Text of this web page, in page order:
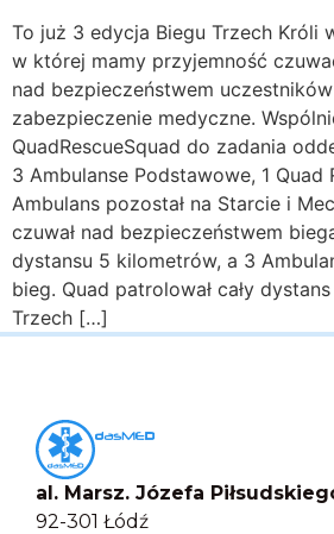
To już 3 edycja Biegu Trzech Króli
w której mamy przyjemność
nad bezpieczeństwem
zabezpieczenie medyczne.
QuadRescueSquad do zadania
3 Ambulanse Podstawowe, 1 Quad
Ambulans pozostał na Starcie i
czuwał nad bezpieczeństwem
dystansu 5 kilometrów, a 3
bieg. Quad patrolował cały
Trzech […]
al. Marsz. Józefa
92-301 Łódź